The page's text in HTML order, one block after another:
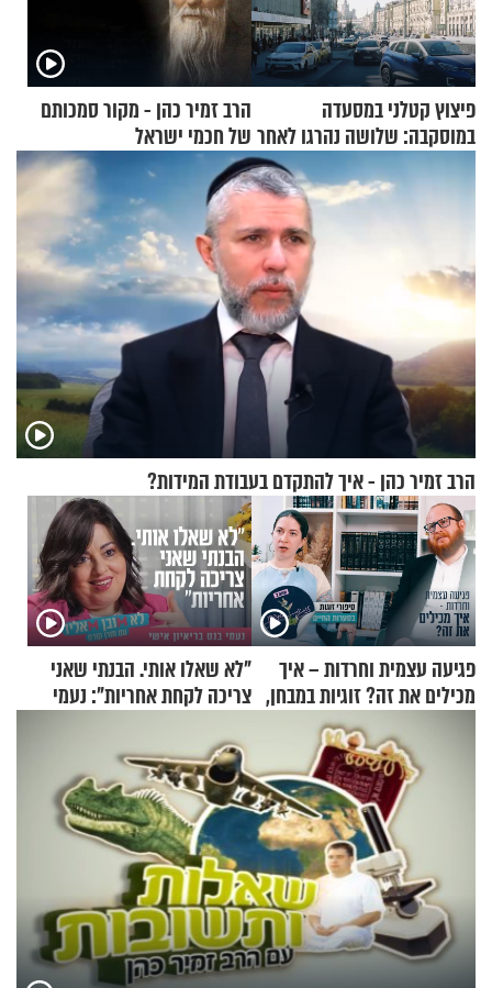
פיצוץ קטלני במסעדה
במוסקבה: שלושה נהרגו לאחר
שמטען שנשאה אישה התפוצץ
הרב זמיר כהן - מקור סמכותם
של חכמי ישראל
הרב זמיר כהן - איך להתקדם בעבודת המידות?
פגיעה עצמית וחרדות – איך
מכילים את זה? זוגיות במבחן,
הפעם עם יהודית ואלתר כהן
"לא שאלו אותי. הבנתי שאני
צריכה לקחת אחריות": נעמי